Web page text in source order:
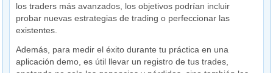
los traders más avanzados, los objetivos podrían incluir
probar nuevas estrategias de trading o perfeccionar las
existentes.
Además, para medir el éxito durante tu práctica en una
aplicación demo, es útil llevar un registro de tus trades,